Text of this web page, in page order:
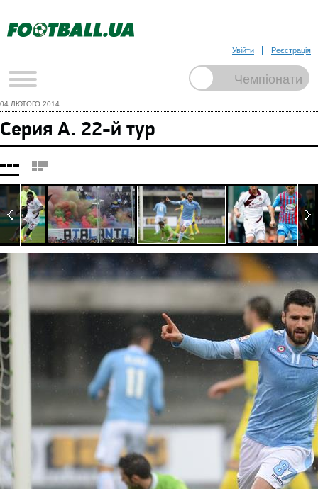
Увійти Реєстрація
04 ЛЮТОГО 2014
Серия А. 22-й тур